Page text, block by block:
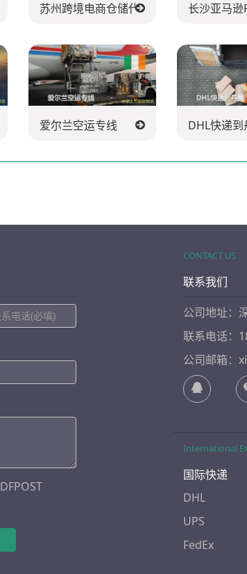
苏州跨境电商仓储代发货 长沙亚马逊
爱尔兰空运专线 DHL快递到
DFPOST
CONTACT US
联系我们
公司地址：
联系电话：
公司邮箱：
International
国际快递
DHL
UPS
FedEx